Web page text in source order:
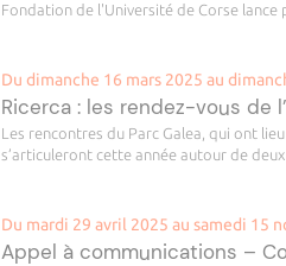
Fondation de l'Université de Corse lance
Du dimanche 16 mars 2025 au
Ricerca : les rendez-vous de
Les rencontres du Parc Galea, qui ont
s’articuleront cette année autour de
Du mardi 29 avril 2025 au samedi 15
Appel à communications –